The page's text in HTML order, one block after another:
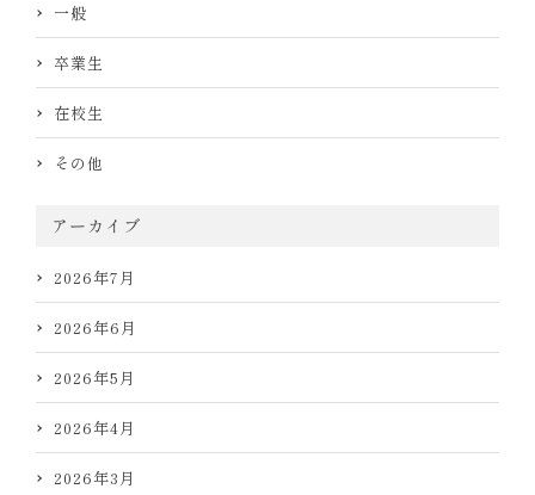
一般
卒業生
在校生
その他
アーカイブ
2026年7月
2026年6月
2026年5月
2026年4月
2026年3月